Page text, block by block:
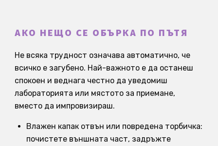
АКО НЕЩО СЕ ОБЪРКА ПО ПЪТЯ
Не всяка трудност означава автоматично, че
всичко е загубено. Най-важното е да останеш
спокоен и веднага честно да уведомиш
лабораторията или мястото за приемане,
вместо да импровизираш.
Влажен капак отвън или повредена торбичка:
почистете външната част, задръжте